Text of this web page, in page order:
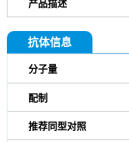
产品描述
抗体信息
分子量
配制
推荐同型对照